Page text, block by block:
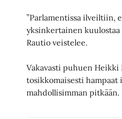
”Parlamentissa ilveiltiin,
yksinkertainen
Rautio veistelee.
Vakavasti puhuen
tosikkomaisesti hampaat
mahdollisimman pitkään.